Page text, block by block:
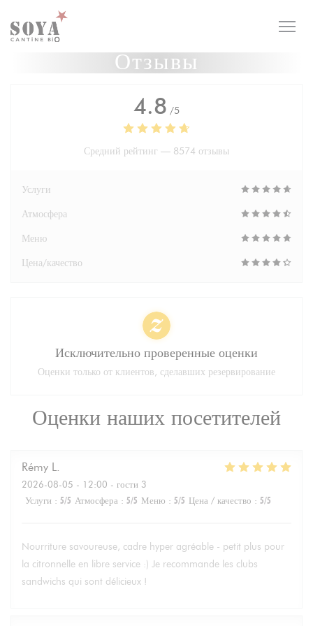
Панель управления cookies
Отзывы
Оценки наших посетителей
Rémy L
2026-08-05 - 12:00 - гости 3
Услуги : 5/5 Атмосфера : 5/5 Меню : 5/5 Цена / качество : 5/5
Nourriture savoureuse, cadre hyper agréable - petit plus pour
la citronnelle en libre service :) Je recommande les clubs
sandwichs qui sont délicieux !
4.8 /5
Средний рейтинг — 8574 отзывы
Услуги
Атмосфера
Меню
Цена/качество
Исключительно проверенные оценки
Оценки только от клиентов, сделавших резервирование